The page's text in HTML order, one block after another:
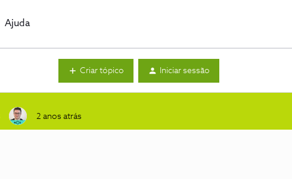
Ajuda
Criar tópico Iniciar sessão
2 anos atrás